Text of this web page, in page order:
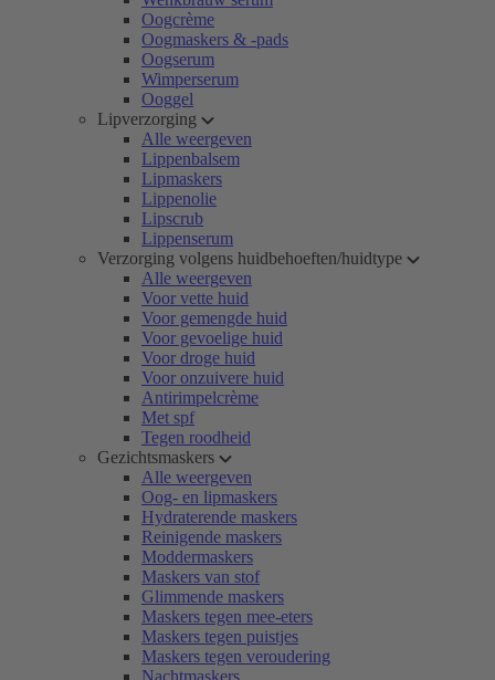
Oogcrème
Oogmaskers & -pads
Oogserum
Wimperserum
Ooggel
Lipverzorging
Alle weergeven
Lippenbalsem
Lipmaskers
Lippenolie
Lipscrub
Lippenserum
Verzorging volgens huidbehoeften/huidtype
Alle weergeven
Voor vette huid
Voor gemengde huid
Voor gevoelige huid
Voor droge huid
Voor onzuivere huid
Antirimpelcrème
Met spf
Tegen roodheid
Gezichtsmaskers
Alle weergeven
Oog- en lipmaskers
Hydraterende maskers
Reinigende maskers
Moddermaskers
Maskers van stof
Glimmende maskers
Maskers tegen mee-eters
Maskers tegen puistjes
Maskers tegen veroudering
Nachtmaskers